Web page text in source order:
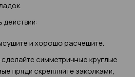
и хорошо расчешите.
симметричные круглые
пряди скрепляйте заколками,